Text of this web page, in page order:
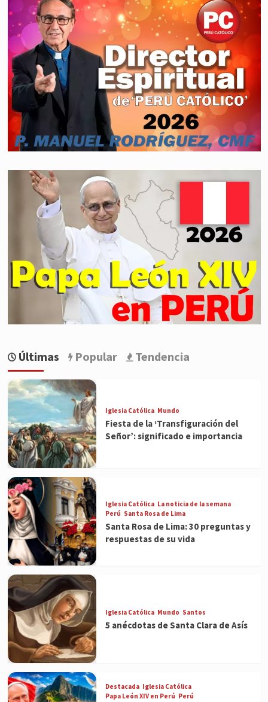
Últimas Popular Tendencia
Iglesia Católica Mundo
Fiesta de la ‘Transfiguración del
Señor’: significado e importancia
Iglesia Católica La noticia de la semana
Perú Santa Rosa de Lima
Santa Rosa de Lima: 30 preguntas y
respuestas de su vida
Iglesia Católica Mundo Santos
5 anécdotas de Santa Clara de Asís
Destacada Iglesia Católica
Papa León XIV en Perú Perú